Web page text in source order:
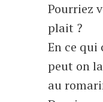
Pourriez
plait ?
En ce qui
peut on
au